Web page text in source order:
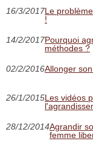
16/3/2017Le
!
14/2/2017Pourquoi
méthodes ?
02/2/2016Allonger
26/1/2015Les vidéos
28/12/2014Agrandir
femme